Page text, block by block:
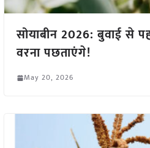
सोयाबीन 2026: बुवाई से
वरना पछताएंगे!
May 20, 2026